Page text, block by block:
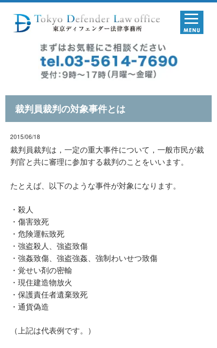
裁判員裁判の対象事件とは
2015/06/18
裁判員裁判は，一定の重大事件について，一般市民が裁
判官と共に審理に参加する裁判のことをいいます。
たとえば、以下のような事件が対象になります。
・殺人
・傷害致死
・危険運転致死
・強盗殺人、強盗致傷
・強姦致傷、強盗強姦、強制わいせつ致傷
・覚せい剤の密輸
・現住建造物放火
・保護責任者遺棄致死
・通貨偽造
（上記は代表例です。）